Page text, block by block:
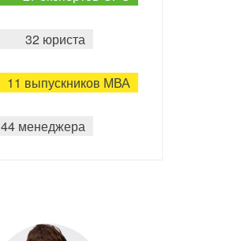
32 юриста
11 выпускников МВА
44 менеджера